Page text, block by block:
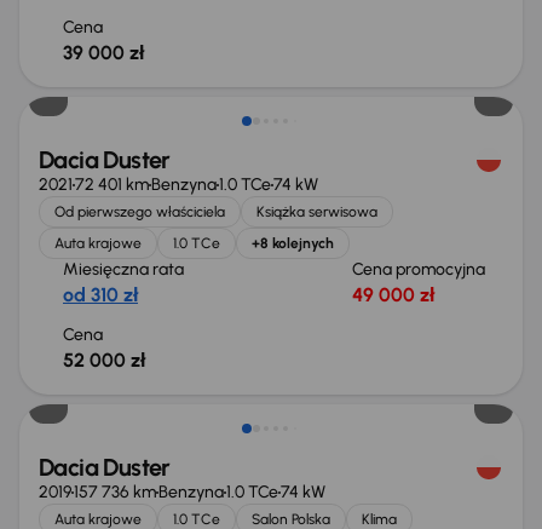
Cena
39 000 zł
Dacia Duster
202172 401 kmBenzyna1.0 TCe74 kW
Od pierwszego właściciela
Książka serwisowa
Auta krajowe
1.0 TCe +8 kolejnych
Miesięczna rata
od 310 zł
Cena promocyjna
49 000 zł
Cena
52 000 zł
Taniej o 1 000 zł
Dacia Duster
2019157 736 kmBenzyna1.0 TCe74 kW
Auta krajowe 1.0 TCe Salon Polska Klima